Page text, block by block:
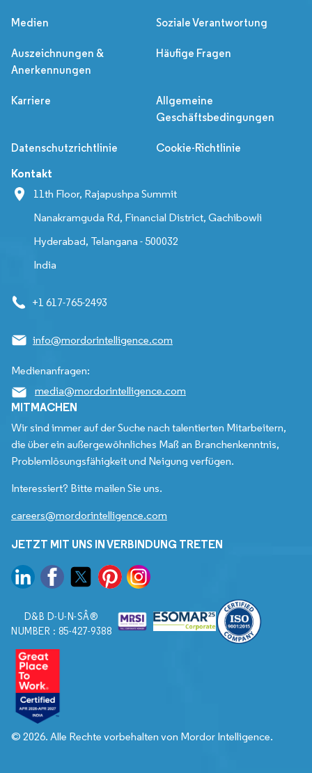
Medien Soziale Verantwortung
Auszeichnungen &
Anerkennungen
Häufige Fragen
Karriere
Allgemeine
Geschäftsbedingungen
Datenschutzrichtlinie Cookie-Richtlinie
Kontakt
11th Floor, Rajapushpa Summit
Nanakramguda Rd, Financial District, Gachibowli
Hyderabad, Telangana - 500032
India
+1 617-765-2493
info@mordorintelligence.com
Medienanfragen:
media@mordorintelligence.com
MITMACHEN
Wir sind immer auf der Suche nach talentierten Mitarbeitern,
die über ein außergewöhnliches Maß an Branchenkenntnis,
Problemlösungsfähigkeit und Neigung verfügen.
Interessiert? Bitte mailen Sie uns.
careers@mordorintelligence.com
JETZT MIT UNS IN VERBINDUNG TRETEN
D&B D-U-N-SÂ®
NUMBER : 85-427-9388
© 2026. Alle Rechte vorbehalten von Mordor Intelligence.